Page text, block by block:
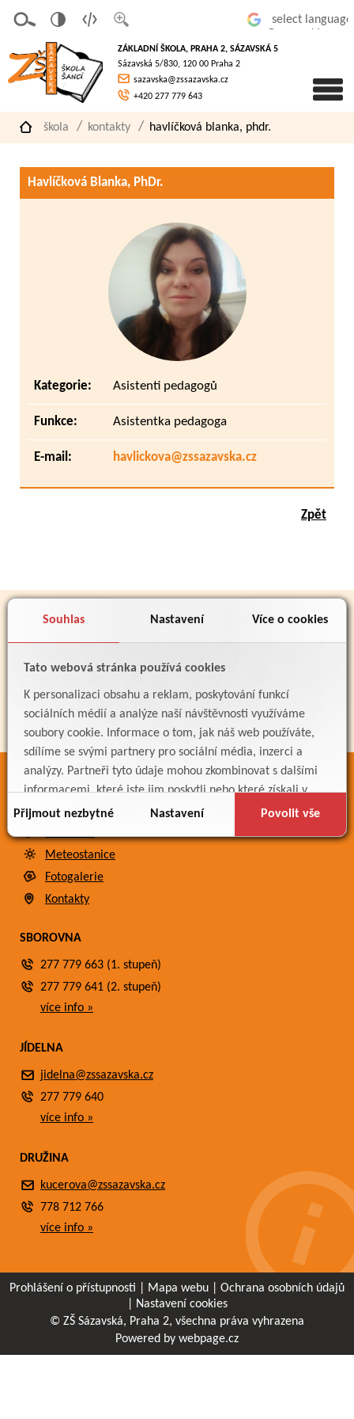
Souhlas Nastavení Více o cookies
Tato webová stránka používá cookies
K personalizaci obsahu a reklam, poskytování funkcí
sociálních médií a analýze naší návštěvnosti využíváme
soubory cookie. Informace o tom, jak náš web používáte,
sdílíme se svými partnery pro sociální média, inzerci a
analýzy. Partneři tyto údaje mohou zkombinovat s dalšími
informacemi, které jste jim poskytli nebo které získali v
důsledku toho, že používáte jejich služby.
Přijmout nezbytné Nastavení Povolit vše
písmo
á
verze
pro
slaboz
raké
ZÁKLADNÍ ŠKOLA, PRAHA 2, SÁZAVSKÁ 5
Sázavská 5/830, 120 00 Praha 2
sazavska@zssazavska.cz
+420 277 779 643
škola kontakty havlíčková blanka, phdr.
Havlíčková Blanka, PhDr.
Kategorie: Asistenti pedagogů
Funkce: Asistentka pedagoga
E-mail: havlickova@zssazavska.cz
Zpět
PARTNEŘI
ODKAZY
Bakaláři
Meteostanice
Fotogalerie
Kontakty
SBOROVNA
277 779 663 (1. stupeň)
277 779 641 (2. stupeň)
více info »
JÍDELNA
jidelna@zssazavska.cz
277 779 640
více info »
DRUŽINA
kucerova@zssazavska.cz
778 712 766
více info »
Prohlášení o přístupnosti Mapa webu
Ochrana osobních údajů
Nastavení cookies
© ZŠ Sázavská, Praha 2, všechna práva vyhrazena
Powered by webpage.cz